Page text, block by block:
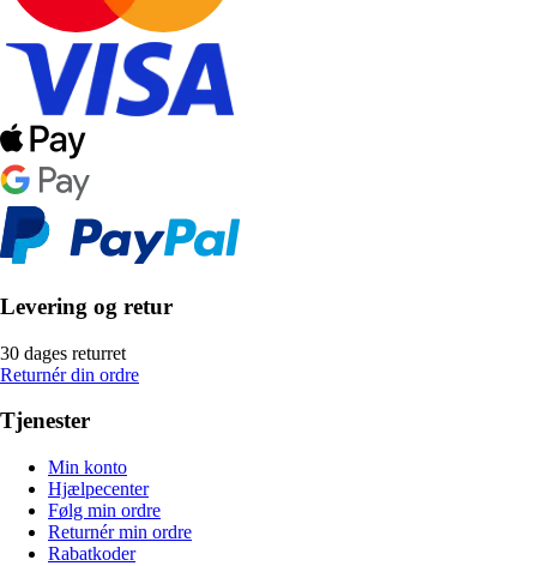
Levering og retur
30 dages returret
Returnér din ordre
Tjenester
Min konto
Hjælpecenter
Følg min ordre
Returnér min ordre
Rabatkoder